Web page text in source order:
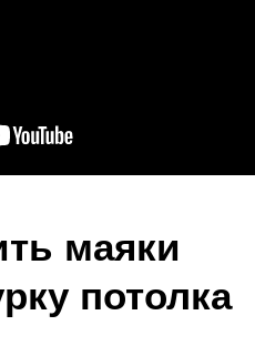
маяки
потолка